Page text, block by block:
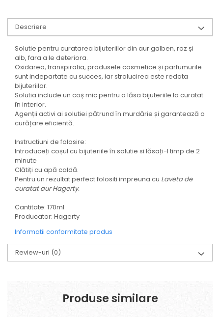
Descriere
Solutie pentru curatarea bijuteriilor din aur galben, roz și
alb, fara a le deteriora.
Oxidarea, transpiratia, produsele cosmetice și parfumurile
sunt indepartate cu succes, iar stralucirea este redata
bijuteriilor.
Solutia include un coș mic pentru a lăsa bijuteriile la curatat
în interior.
Agenții activi ai solutiei pătrund în murdărie și garantează o
curățare eficientă.
Instructiuni de folosire:
Introduceți coșul cu bijuteriile în solutie si lăsați-l timp de 2
minute
Clătiți cu apă caldă.
Pentru un rezultat perfect folositi impreuna cu Laveta de
curatat aur Hagerty.
Cantitate: 170ml
Producator: Hagerty
Informatii conformitate produs
Review-uri (0)
Produse similare